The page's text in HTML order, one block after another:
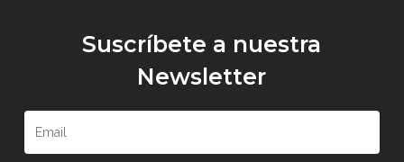
Suscríbete a nuestra
Newsletter